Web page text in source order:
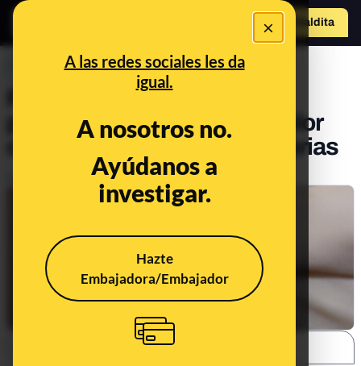
×
A las redes sociales les da
igual.
A nosotros no.
Ayúdanos a
investigar.
Hazte
Embajadora/Embajador
Hazte Maldita
PREBUNKING
Punción seca, un
procedimiento contra el dolor
con evidencias contradictorias
Dec 13, 2018, 8:00:26 AM